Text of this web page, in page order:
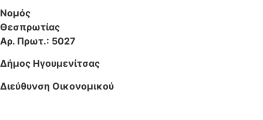
Νομός
Αρ. Πρωτ.: 5027
Δήμος Ηγουμενίτσας
Διεύθυνση Οικονομικού